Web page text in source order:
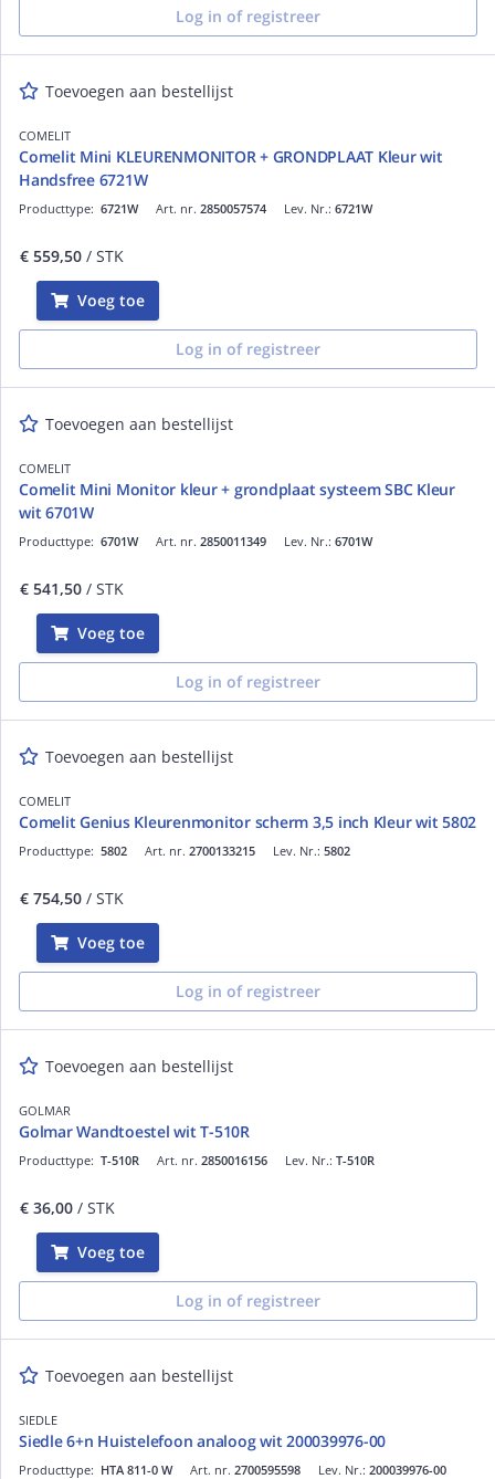
Log in of registreer
Toevoegen aan bestellijst
COMELIT
Comelit Mini KLEURENMONITOR + GRONDPLAAT Kleur wit
Handsfree 6721W
Art. nr. 2850057574
Producttype: 6721W Lev. Nr.: 6721W
€ 559,50 / STK
Voeg toe
Log in of registreer
Toevoegen aan bestellijst
COMELIT
Comelit Mini Monitor kleur + grondplaat systeem SBC Kleur
wit 6701W
Art. nr. 2850011349
Producttype: 6701W Lev. Nr.: 6701W
€ 541,50 / STK
Voeg toe
Log in of registreer
Toevoegen aan bestellijst
COMELIT
Comelit Genius Kleurenmonitor scherm 3,5 inch Kleur wit 5802
Art. nr. 2700133215
Producttype: 5802 Lev. Nr.: 5802
€ 754,50 / STK
Voeg toe
Log in of registreer
Toevoegen aan bestellijst
GOLMAR
Golmar Wandtoestel wit T-510R
Art. nr. 2850016156
Producttype: T-510R Lev. Nr.: T-510R
€ 36,00 / STK
Voeg toe
Log in of registreer
Toevoegen aan bestellijst
SIEDLE
Siedle 6+n Huistelefoon analoog wit 200039976-00
Art. nr. 2700595598
Producttype: HTA 811-0 W Lev. Nr.: 200039976-00